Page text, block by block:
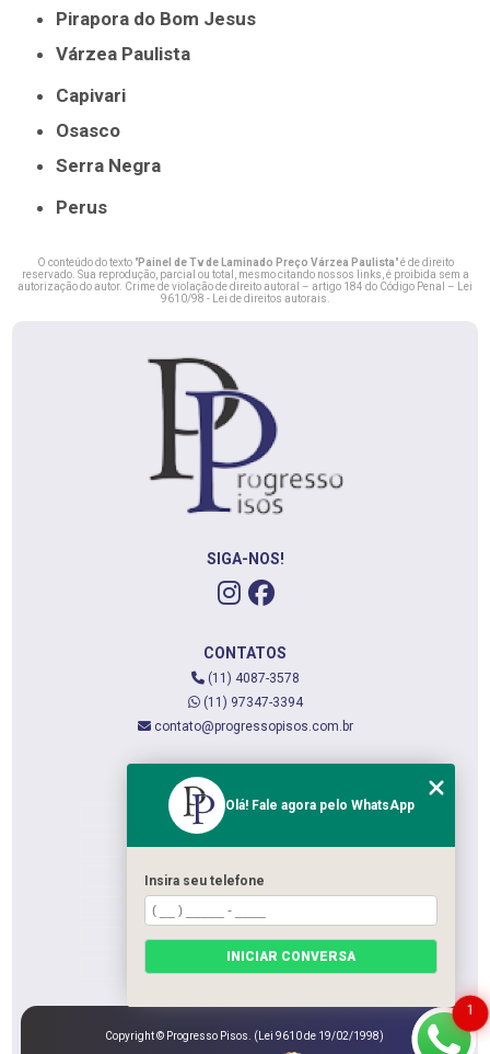
Pirapora do Bom Jesus
Várzea Paulista
Capivari
Osasco
Serra Negra
Perus
O conteúdo do texto "Painel de Tv de Laminado Preço Várzea Paulista" é de direito
reservado. Sua reprodução, parcial ou total, mesmo citando nossos links, é proibida sem a
autorização do autor. Crime de violação de direito autoral – artigo 184 do Código Penal –
Lei
9610/98 - Lei de direitos autorais
SIGA-NOS!
CONTATOS
(11) 4087-3578
(11) 97347-3394
contato@progressopisos.com.br
QUEM SOMOS
SERVIÇOS
CATEGORIAS
Copyright © Progresso Pisos. (Lei 9610 de 19/02/1998)
1
Olá! Fale agora pelo WhatsApp
Insira seu telefone
INICIAR CONVERSA